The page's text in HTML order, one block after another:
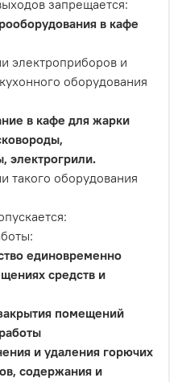
запрещается:
в кафе
электроприборов и
оборудования
в кафе для жарки
электрогрили.
такого оборудования
единовременно
средств и
помещений
и удаления горючих
содержания и